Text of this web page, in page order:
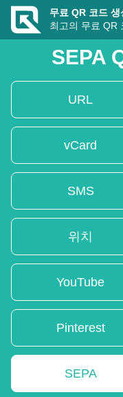
무료 QR 코드 생
최고의 무료 QR
SEPA
URL
vCard
SMS
위치
YouTube
Pinterest
SEPA